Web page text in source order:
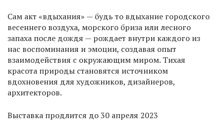
Сам акт «вдыхания» — будь то вдыхание городского
весеннего воздуха, морского бриза или лесного
запаха после дождя — рождает внутри каждого из
нас воспоминания и эмоции, создавая опыт
взаимодействия с окружающим миром. Тихая
красота природы становятся источником
вдохновения для художников, дизайнеров,
архитекторов.
Выставка продлится до 30 апреля 2023